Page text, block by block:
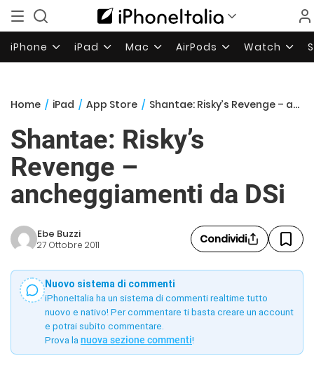
iPhone iPad Mac AirPods Watch
Home / iPad / App Store / Shantae: Risky’s Revenge – ancheggiamenti da DSi
Shantae: Risky’s
Revenge –
ancheggiamenti da DSi
Ebe Buzzi
27 Ottobre 2011 Condividi
Nuovo sistema di commenti
iPhoneItalia ha un sistema di commenti realtime tutto
nuovo e nativo! Per commentare ti basta creare un account
e potrai subito commentare.
Prova la nuova sezione commenti!